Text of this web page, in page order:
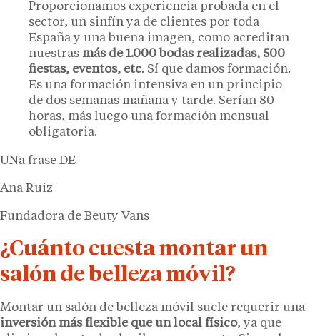
Proporcionamos experiencia probada en el
sector, un sinfín ya de clientes por toda
España y una buena imagen, como acreditan
nuestras más de 1.000 bodas realizadas, 500
fiestas, eventos, etc. Sí que damos formación.
Es una formación intensiva en un principio
de dos semanas mañana y tarde. Serían 80
horas, más luego una formación mensual
obligatoria.
UNa frase DE
Ana Ruiz
Fundadora de Beuty Vans
¿Cuánto cuesta montar un
salón de belleza móvil?
Montar un salón de belleza móvil suele requerir una
inversión más flexible que un local físico, ya que